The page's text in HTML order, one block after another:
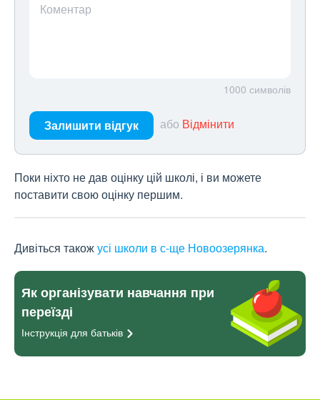
Коментар
1000 символів
Залишити відгук або Відмінити
Поки ніхто не дав оцінку цій школі, і ви можете
поставити свою оцінку першим.
Дивіться такожусі школи в с-ще Новоозерянка.
Як організувати навчання при
переїзді
Інструкція для батьків